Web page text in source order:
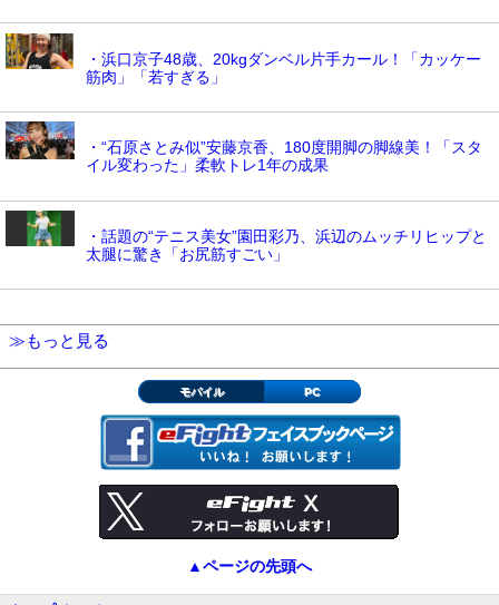
・浜口京子48歳、20kgダンベル片手カール！「カッケー
筋肉」「若すぎる」
・“石原さとみ似”安藤京香、180度開脚の脚線美！「スタ
イル変わった」柔軟トレ1年の成果
・話題の“テニス美女”園田彩乃、浜辺のムッチリヒップと
太腿に驚き「お尻筋すごい」
≫もっと見る
モバイル PC
▲ページの先頭へ